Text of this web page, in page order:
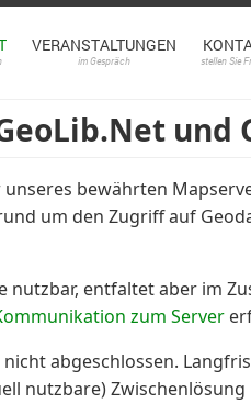
VERANSTALTUNGEN
im Gespräch stellen Sie
und
bewährten
um den Zugriff auf
nutzbar, entfaltet aber im
zum Server
abgeschlossen.
nutzbare)